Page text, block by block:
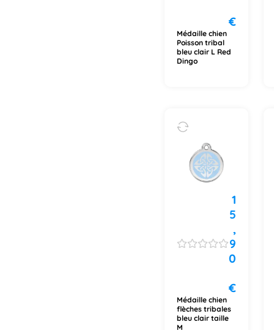
€
Médaille chien
Poisson tribal
bleu clair L Red
Dingo
1
5
,
9
0
€
Médaille chien
flèches tribales
bleu clair taille
M